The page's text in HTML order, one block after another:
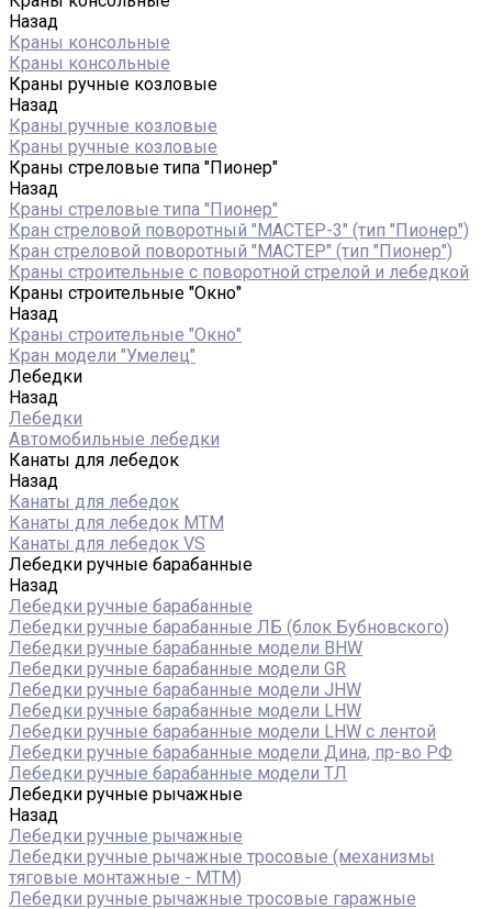
Назад
Краны консольные
Краны консольные
Краны ручные козловые
Назад
Краны ручные козловые
Краны ручные козловые
Краны стреловые типа "Пионер"
Назад
Краны стреловые типа "Пионер"
Кран стреловой поворотный "МАСТЕР-3" (тип "Пионер")
Кран стреловой поворотный "МАСТЕР" (тип "Пионер")
Краны строительные с поворотной стрелой и лебедкой
Краны строительные "Окно"
Назад
Краны строительные "Окно"
Кран модели "Умелец"
Лебедки
Назад
Лебедки
Автомобильные лебедки
Канаты для лебедок
Назад
Канаты для лебедок
Канаты для лебедок MTM
Канаты для лебедок VS
Лебедки ручные барабанные
Назад
Лебедки ручные барабанные
Лебедки ручные барабанные ЛБ (блок Бубновского)
Лебедки ручные барабанные модели BHW
Лебедки ручные барабанные модели GR
Лебедки ручные барабанные модели JHW
Лебедки ручные барабанные модели LHW
Лебедки ручные барабанные модели LHW c лентой
Лебедки ручные барабанные модели Дина, пр-во РФ
Лебедки ручные барабанные модели ТЛ
Лебедки ручные рычажные
Назад
Лебедки ручные рычажные
Лебедки ручные рычажные тросовые (механизмы
тяговые монтажные - МТМ)
Лебедки ручные рычажные тросовые гаражные